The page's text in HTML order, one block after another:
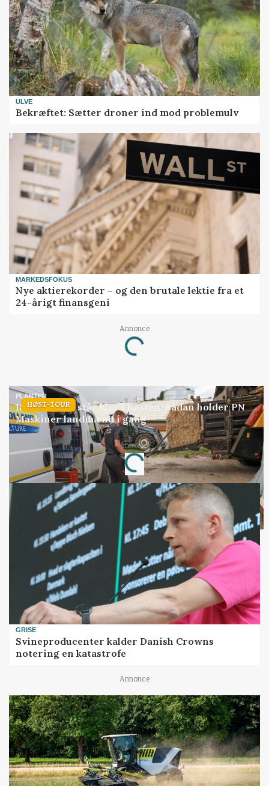
ULVE
Bekræftet: Sætter droner ind mod problemulv
MARKEDSFOKUS
Nye aktierekorder – og den brutale lektie fra et
24-årigt finansgeni
Annonce
Loading...
HØST-TOUR
PLANTER
18 montører står klar i høsten: Sådan holder PN
Maskiner landmænd i gang
Annonce
Loading...
GRISE
Svineproducenter kalder Danish Crowns
notering en katastrofe
Annonce